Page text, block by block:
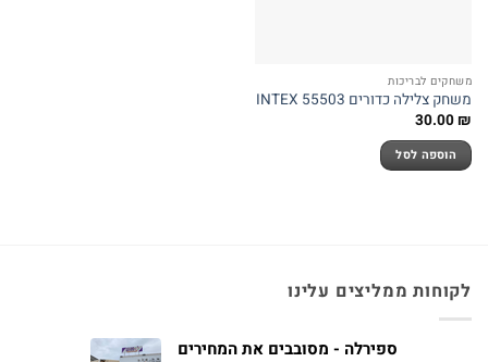
משחקים לבריכות
משחק צלילה כדורים INTEX 55503
30.00₪
הוספה לסל
לקוחות ממליצים עלינו
ספירלה - מסובבים את המחירים